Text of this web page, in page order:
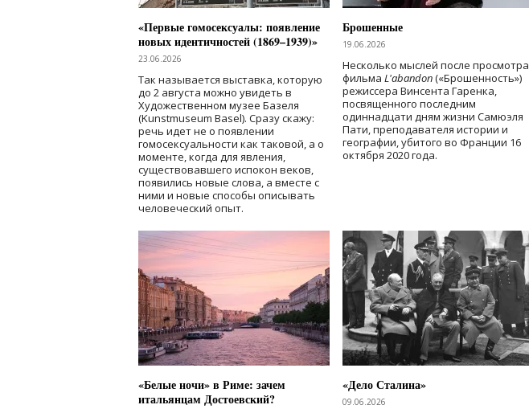
«Первые гомосексуалы: появление
новых идентичностей (1869–1939)»
23.06.2026
Так называется выставка, которую
до 2 августа можно увидеть в
Художественном музее Базеля
(Kunstmuseum Basel). Сразу скажу:
речь идет не о появлении
гомосексуальности как таковой, а о
моменте, когда для явления,
существовавшего испокон веков,
появились новые слова, а вместе с
ними и новые способы описывать
человеческий опыт.
Брошенные
19.06.2026
Несколько мыслей после просмотра
фильма L'abandon(«Брошенность»)
режиссера Винсента Гаренка,
посвященного последним
одиннадцати дням жизни Самюэля
Пати, преподавателя истории и
географии, убитого во Франции 16
октября 2020 года.
«Белые ночи» в Риме: зачем
итальянцам Достоевский?
«Дело Сталина»
09.06.2026